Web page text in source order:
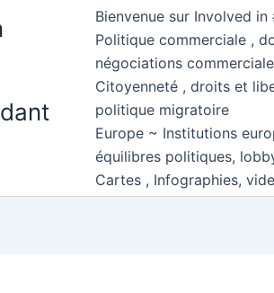
Bienvenue sur Involved in
Politique commerciale ,
négociations
Citoyenneté , droits et
politique migratoire
Europe ~ Institutions
équilibres politiques,
Cartes , Infographies,